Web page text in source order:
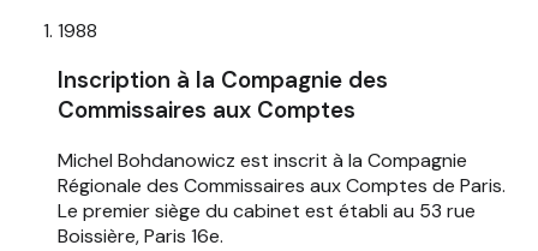
1988
Inscription à la Compagnie des
Commissaires aux Comptes
Michel Bohdanowicz est inscrit à la Compagnie
Régionale des Commissaires aux Comptes de Paris.
Le premier siège du cabinet est établi au 53 rue
Boissière, Paris 16e.